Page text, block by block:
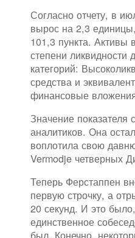
Согласно отчету, в
вырос на 2,3
101,3 пункта. Активы
степени ликвидности
категорий:
средства и
финансовые
Значение
аналитиков. Она
воплотила свою
Vermodje четверных
Теперь Ферстаппен
первую строчку, а
20 секунд. И это
единственное
был. Конечно,